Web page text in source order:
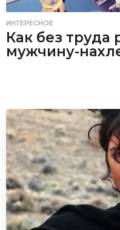
ИНТЕРЕСНОЕ
Как без труда
мужчину-